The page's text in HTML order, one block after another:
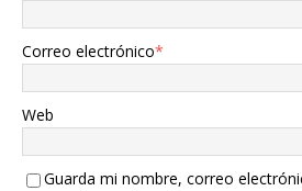
Correo electrónico*
Web
Guarda mi nombre, correo